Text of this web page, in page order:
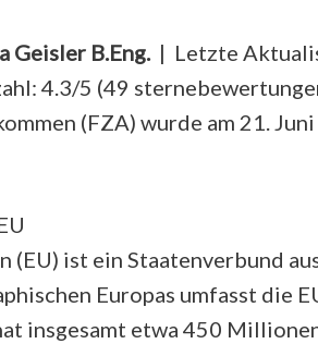
Geisler B.Eng.| Letzte
4.3/5 (49
(FZA) wurde am 21.
(EU) ist ein Staatenverbund
Europas umfasst die
insgesamt etwa 450